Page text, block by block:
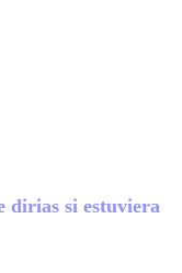
dirias si estuviera